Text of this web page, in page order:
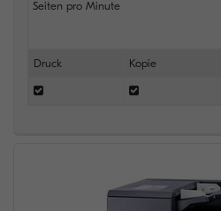
Seiten pro Minute
Druck Kopie